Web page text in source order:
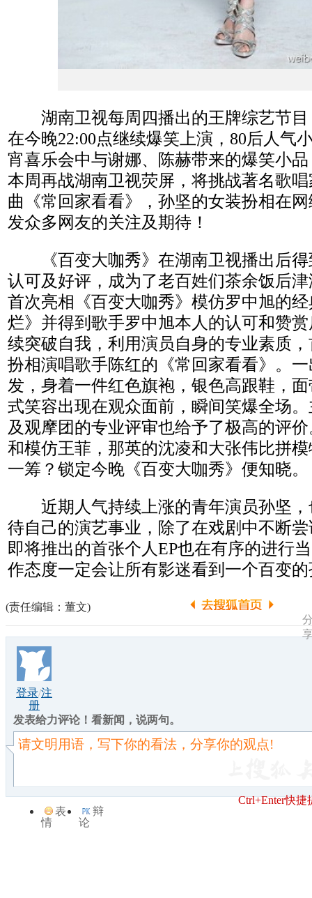
湖南卫视每周四播出的王牌综艺节目
在今晚22:00点继续爆笑上演，80后人气
宵喜乐会中与谢娜、陈赫带来的爆笑小
本周再战湖南卫视荧屏，将挑战著名歌
曲《常回家看看》，孙坚的女装扮相在
发众多网友的关注及期待！
《百变大咖秀》在湖南卫视播出后得
认可及好评，成为了老百姓们茶余饭后
首次亮相《百变大咖秀》模仿罗中旭的
烂》并得到歌手罗中旭本人的认可和赞
续突破自我，利用演员自身的专业素质
扮相演唱歌手陈红的《常回家看看》。
发，身着一件红色旗袍，银色高跟鞋，
式笑容出现在观众面前，瞬间笑爆全场
及观摩团的专业评审也给予了极高的评
和模仿王菲，那英的沈凌和大张伟比拼
一筹？锁定今晚《百变大咖秀》便知晓。
近期人气持续上涨的青年演员孙坚，
待自己的演艺事业，除了在戏剧中不断
即将推出的首张个人EP也在有序的进行
作态度一定会让所有影迷看到一个百变
(责任编辑：董文)
登录/注
册
发表给力评论！看新闻，说两句。
表
情
辩
论
Ctrl+Enter快捷